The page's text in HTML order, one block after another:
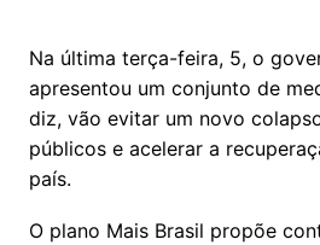
Na última terça-feira, 5, o
apresentou um conjunto de
diz, vão evitar um novo
públicos e acelerar a
país.
O plano Mais Brasil propõe